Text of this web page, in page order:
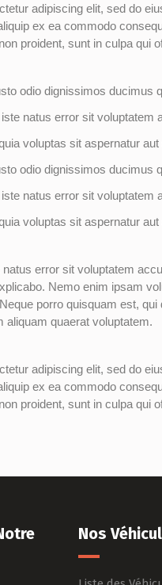
adipiscing elit, sed do
ex ea commodo
proident, sunt in culpa qui
odio dignissimos ducimus
natus error sit voluptatem
voluptas sit aspernatur
odio dignissimos ducimus
natus error sit voluptatem
voluptas sit aspernatur
error sit voluptatem
Nemo enim ipsam
porro quisquam est,
aliquam quaerat voluptatem.
adipiscing elit, sed do
ex ea commodo
proident, sunt in culpa qui
Nos